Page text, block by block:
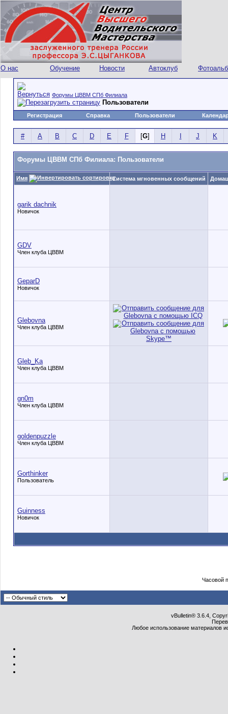
О нас Обучение Новости Автоклуб
Форумы ЦВВМ СПб Филиала
Пользователи
Регистрация Справка Пользователи
# A B C D E F [G] H J K
Форумы ЦВВМ СПб Филиала: Пользователи
Имя Система мгновенных сообщений
garik dachnik
Новичок
GDV
Член клуба ЦВВМ
GeparD
Новичок
Glebovna
Член клуба ЦВВМ
Gleb_Ka
Член клуба ЦВВМ
gn0m
Член клуба ЦВВМ
goldenpuzzle
Член клуба ЦВВМ
Gorthinker
Пользователь
Guinness
Новичок
Часовой
vBulletin® 3.6.4,
Любое использование материалов